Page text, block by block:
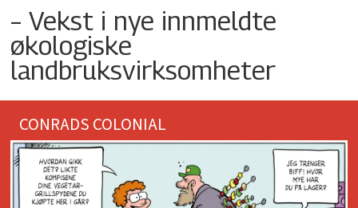
– Vekst i nye innmeldte
økologiske
landbruksvirksomheter
CONRADS COLONIAL